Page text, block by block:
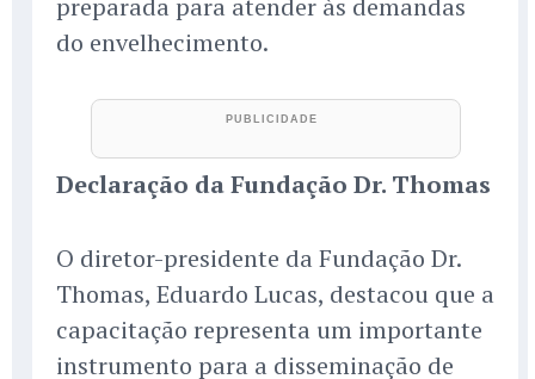
preparada para atender às demandas
do envelhecimento.
Declaração da Fundação Dr. Thomas
O diretor-presidente da Fundação Dr.
Thomas, Eduardo Lucas, destacou que a
capacitação representa um importante
instrumento para a disseminação de